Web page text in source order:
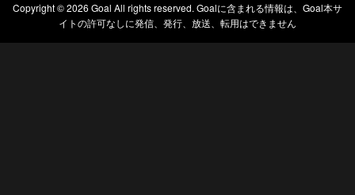
Copyright © 2026 Goal All rights reserved. Goalに含まれる情報は、 Goal本サ
イトの許可なしに発信、発行、放送、転用はできません